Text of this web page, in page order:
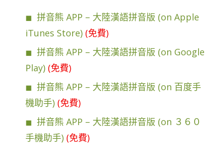
拼音熊 APP – 大陸漢語拼音版 (on Apple
iTunes Store) (免費)
拼音熊 APP – 大陸漢語拼音版 (on Google
Play) (免費)
拼音熊 APP – 大陸漢語拼音版 (on 百度手
機助手) (免費)
拼音熊 APP – 大陸漢語拼音版 (on ３６０
手機助手) (免費)